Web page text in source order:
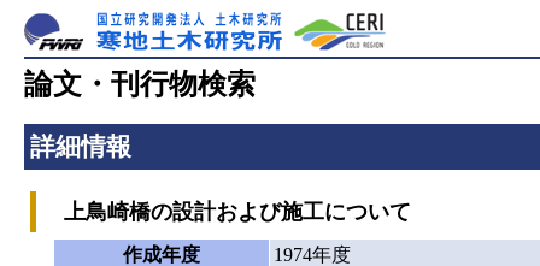
論文・刊行物検索
詳細情報
上鳥崎橋の設計および施工について
作成年度
1974年度